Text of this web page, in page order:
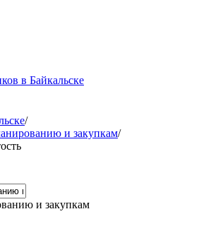
в Байкальске
/
и закупкам/
и закупкам